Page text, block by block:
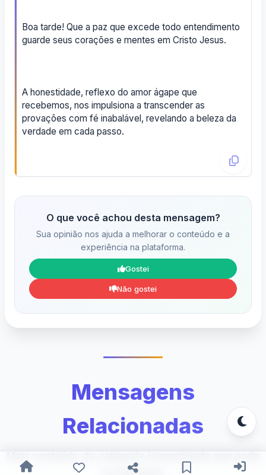
Boa tarde! Que a paz que excede todo entendimento
guarde seus corações e mentes em Cristo Jesus.
A honestidade, reflexo do amor ágape que
recebemos, nos impulsiona a transcender as
provações com fé inabalável, revelando a beleza da
verdade em cada passo.
O que você achou desta mensagem?
Sua opinião nos ajuda a melhorar o conteúdo e a
experiência na plataforma.
Gostei
Não gostei
Mensagens
Relacionadas
te interessar